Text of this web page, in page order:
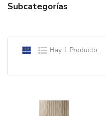
Subcategorías
Hay 1 Producto.